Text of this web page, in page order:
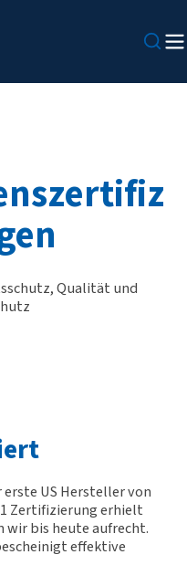
Qualität und
US Hersteller von
Zertifizierung erhielt
wir bis heute aufrecht.
effektive